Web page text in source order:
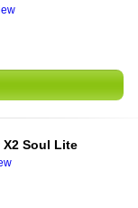
Soul Lite